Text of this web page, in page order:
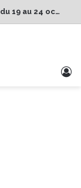
1er Édition de “La Semaine des Chefs” du 19 au 24 octobre 2026